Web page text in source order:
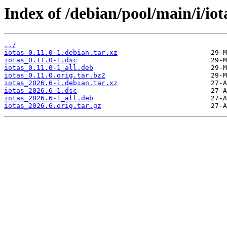
Index of /debian/pool/main/i/
../
iotas_0.11.0-1.debian.tar.xz
iotas_0.11.0-1.dsc
iotas_0.11.0-1_all.deb
iotas_0.11.0.orig.tar.bz2
iotas_2026.6-1.debian.tar.xz
iotas_2026.6-1.dsc
iotas_2026.6-1_all.deb
iotas_2026.6.orig.tar.gz